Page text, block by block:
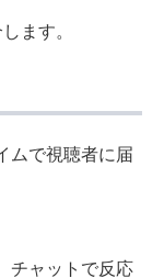
ます。
ムで視聴者に届
チャットで反応